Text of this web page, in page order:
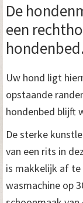
De
een
hondenbed.
Uw hond ligt
opstaande
hondenbed blijft
De sterke
van een rits in
is makkelijk af te
wasmachine op